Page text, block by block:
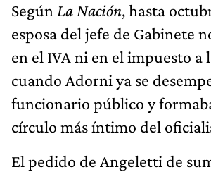
Según La Nación, hasta
esposa del jefe de Gabinete
en el IVA ni en el impuesto a
cuando Adorni ya se
funcionario público y
círculo más íntimo del
El pedido de Angeletti de